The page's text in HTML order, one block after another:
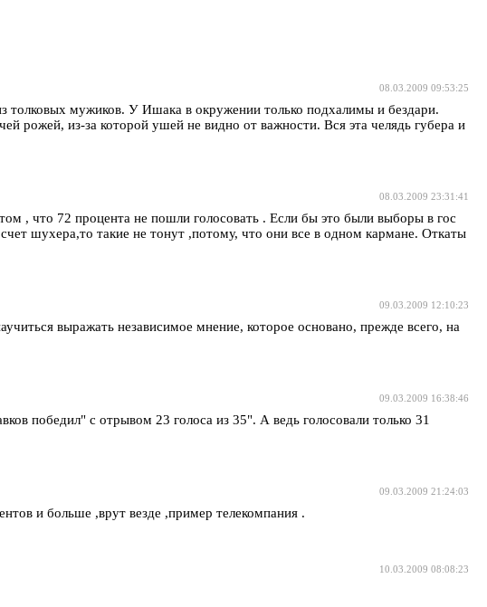
08.03.2009 09:53:25
мужиков. У Ишака в окружении только подхалимы и бездари.
рожей, из-за которой ушей не видно от важности. Вся эта челядь губера и
08.03.2009 23:31:41
, что 72 процента не пошли голосовать . Если бы это были выборы в гос
шухера,то такие не тонут ,потому, что они все в одном кармане. Откаты
09.03.2009 12:10:23
выражать независимое мнение, которое основано, прежде всего, на
09.03.2009 16:38:46
победил" с отрывом 23 голоса из 35". А ведь голосовали только 31
09.03.2009 21:24:03
и больше ,врут везде ,пример телекомпания .
10.03.2009 08:08:23